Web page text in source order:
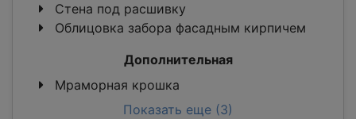
Стена под расшивку
Облицовка забора фасадным кирпичем
Дополнительная
Мраморная крошка
Показать еще (3)